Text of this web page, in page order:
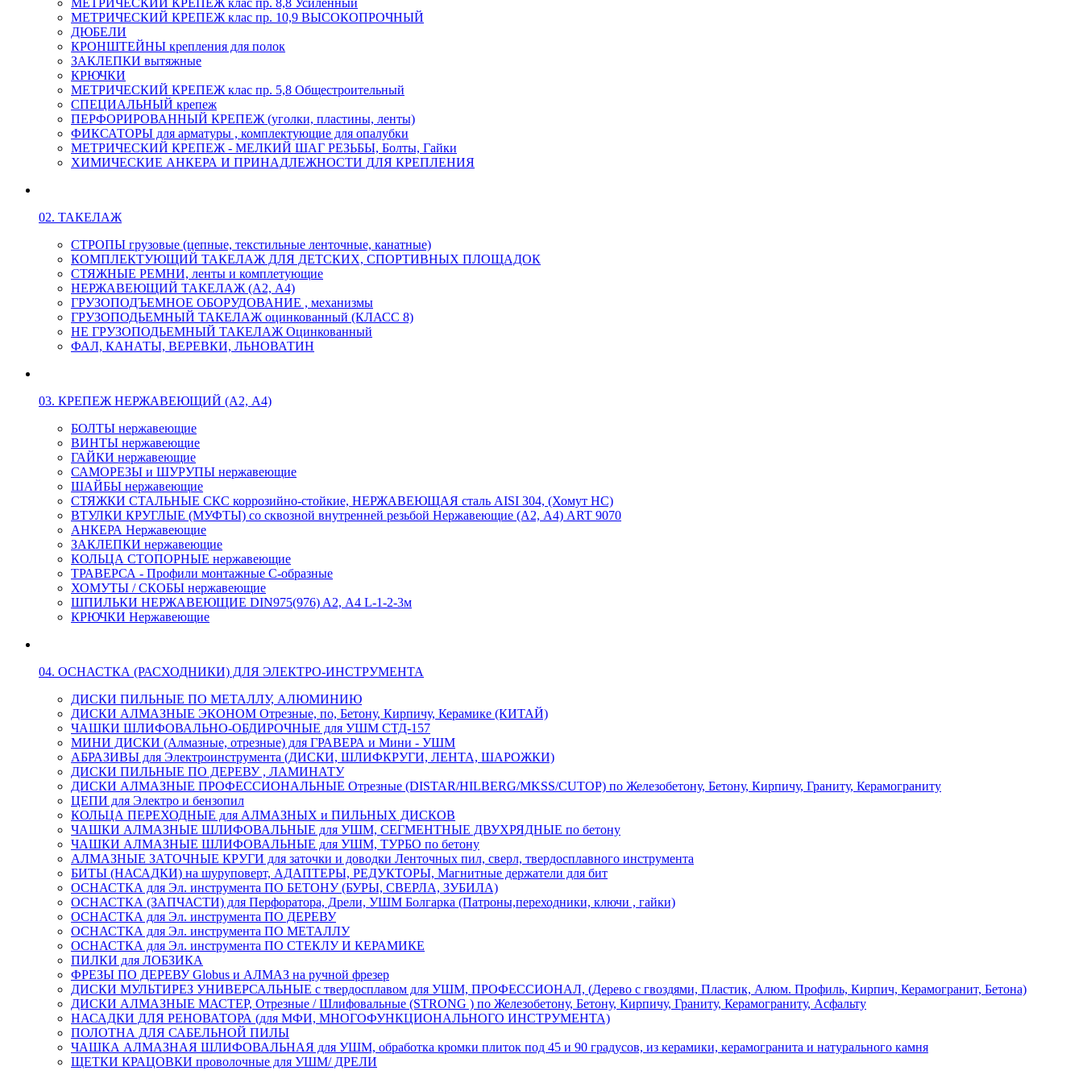
МЕТРИЧЕСКИЙ КРЕПЕЖ клас пр. 8,8 Усиленный
МЕТРИЧЕСКИЙ КРЕПЕЖ клас пр. 10,9 ВЫСОКОПРОЧНЫЙ
ДЮБЕЛИ
КРОНШТЕЙНЫ крепления для полок
ЗАКЛЕПКИ вытяжные
КРЮЧКИ
МЕТРИЧЕСКИЙ КРЕПЕЖ клас пр. 5,8 Общестроительный
СПЕЦИАЛЬНЫЙ крепеж
ПЕРФОРИРОВАННЫЙ КРЕПЕЖ (уголки, пластины, ленты)
ФИКСАТОРЫ для арматуры , комплектующие для опалубки
МЕТРИЧЕСКИЙ КРЕПЕЖ - МЕЛКИЙ ШАГ РЕЗЬБЫ, Болты, Гайки
ХИМИЧЕСКИЕ АНКЕРА И ПРИНАДЛЕЖНОСТИ ДЛЯ КРЕПЛЕНИЯ
02. ТАКЕЛАЖ
СТРОПЫ грузовые (цепные, текстильные ленточные, канатные)
КОМПЛЕКТУЮЩИЙ ТАКЕЛАЖ ДЛЯ ДЕТСКИХ, СПОРТИВНЫХ ПЛОЩАДОК
СТЯЖНЫЕ РЕМНИ, ленты и комплетующие
НЕРЖАВЕЮЩИЙ ТАКЕЛАЖ (А2, А4)
ГРУЗОПОДЪЕМНОЕ ОБОРУДОВАНИЕ , механизмы
ГРУЗОПОДЬЕМНЫЙ ТАКЕЛАЖ оцинкованный (КЛАСС 8)
НЕ ГРУЗОПОДЬЕМНЫЙ ТАКЕЛАЖ Оцинкованный
ФАЛ, КАНАТЫ, ВЕРЕВКИ, ЛЬНОВАТИН
03. КРЕПЕЖ НЕРЖАВЕЮЩИЙ (А2, А4)
БОЛТЫ нержавеющие
ВИНТЫ нержавеющие
ГАЙКИ нержавеющие
САМОРЕЗЫ и ШУРУПЫ нержавеющие
ШАЙБЫ нержавеющие
СТЯЖКИ СТАЛЬНЫЕ СКС коррозийно-стойкие, НЕРЖАВЕЮЩАЯ сталь AISI 304, (Хомут НС)
ВТУЛКИ КРУГЛЫЕ (МУФТЫ) со сквозной внутренней резьбой Нержавеющие (А2, А4) ART 9070
АНКЕРА Нержавеющие
ЗАКЛЕПКИ нержавеющие
КОЛЬЦА СТОПОРНЫЕ нержавеющие
ТРАВЕРСА - Профили монтажные С-образные
ХОМУТЫ / СКОБЫ нержавеющие
ШПИЛЬКИ НЕРЖАВЕЮЩИЕ DIN975(976) A2, А4 L-1-2-3м
КРЮЧКИ Нержавеющие
04. ОСНАСТКА (РАСХОДНИКИ) ДЛЯ ЭЛЕКТРО-ИНСТРУМЕНТА
ДИСКИ ПИЛЬНЫЕ ПО МЕТАЛЛУ, АЛЮМИНИЮ
ДИСКИ АЛМАЗНЫЕ ЭКОНОМ Отрезные, по, Бетону, Кирпичу, Керамике (КИТАЙ)
ЧАШКИ ШЛИФОВАЛЬНО-ОБДИРОЧНЫЕ для УШМ СТД-157
МИНИ ДИСКИ (Алмазные, отрезные) для ГРАВЕРА и Мини - УШМ
АБРАЗИВЫ для Электроинструмента (ДИСКИ, ШЛИФКРУГИ, ЛЕНТА, ШАРОЖКИ)
ДИСКИ ПИЛЬНЫЕ ПО ДЕРЕВУ , ЛАМИНАТУ
ДИСКИ АЛМАЗНЫЕ ПРОФЕССИОНАЛЬНЫЕ Отрезные (DISTAR/HILBERG/MKSS/CUTOP) по Железобетону, Бетону, Кирпичу, Граниту, Керамограниту
ЦЕПИ для Электро и бензопил
КОЛЬЦА ПЕРЕХОДНЫЕ для АЛМАЗНЫХ и ПИЛЬНЫХ ДИСКОВ
ЧАШКИ АЛМАЗНЫЕ ШЛИФОВАЛЬНЫЕ для УШМ, СЕГМЕНТНЫЕ ДВУХРЯДНЫЕ по бетону
ЧАШКИ АЛМАЗНЫЕ ШЛИФОВАЛЬНЫЕ для УШМ, ТУРБО по бетону
АЛМАЗНЫЕ ЗАТОЧНЫЕ КРУГИ для заточки и доводки Ленточных пил, сверл, твердосплавного инструмента
БИТЫ (НАСАДКИ) на шуруповерт, АДАПТЕРЫ, РЕДУКТОРЫ, Магнитные держатели для бит
ОСНАСТКА для Эл. инструмента ПО БЕТОНУ (БУРЫ, СВЕРЛА, ЗУБИЛА)
ОСНАСТКА (ЗАПЧАСТИ) для Перфоратора, Дрели, УШМ Болгарка (Патроны,переходники, ключи , гайки)
ОСНАСТКА для Эл. инструмента ПО ДЕРЕВУ
ОСНАСТКА для Эл. инструмента ПО МЕТАЛЛУ
ОСНАСТКА для Эл. инструмента ПО СТЕКЛУ И КЕРАМИКЕ
ПИЛКИ для ЛОБЗИКА
ФРЕЗЫ ПО ДЕРЕВУ Globus и АЛМАЗ на ручной фрезер
ДИСКИ МУЛЬТИРЕЗ УНИВЕРСАЛЬНЫЕ с твердосплавом для УШМ, ПРОФЕССИОНАЛ, (Дерево с гвоздями, Пластик, Алюм. Профиль, Кирпич, Керамогранит, Бетона)
ДИСКИ АЛМАЗНЫЕ МАСТЕР, Отрезные / Шлифовальные (STRONG ) по Железобетону, Бетону, Кирпичу, Граниту, Керамограниту, Асфальту
НАСАДКИ ДЛЯ РЕНОВАТОРА (для МФИ, МНОГОФУНКЦИОНАЛЬНОГО ИНСТРУМЕНТА)
ПОЛОТНА ДЛЯ САБЕЛЬНОЙ ПИЛЫ
ЧАШКА АЛМАЗНАЯ ШЛИФОВАЛЬНАЯ для УШМ, обработка кромки плиток под 45 и 90 градусов, из керамики, керамогранита и натурального камня
ЩЕТКИ КРАЦОВКИ проволочные для УШМ/ ДРЕЛИ